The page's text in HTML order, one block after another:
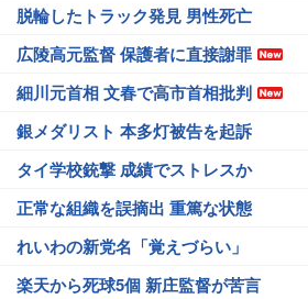
脱輪したトラック発見 男性死亡
広陵高元監督 保護者に直接謝罪
細川元首相 文春で高市首相批判
銀メダリスト 本多灯被告を起訴
タイ学校銃撃 成績でストレスか
正常な組織を誤摘出 重篤な状態
れいわの新党名「覚えづらい」
楽天から死球5個 新庄監督が苦言